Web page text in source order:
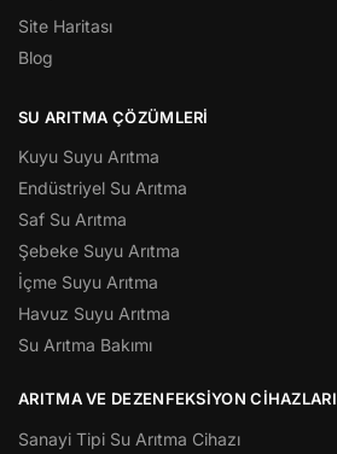
Site Haritası
Blog
SU ARITMA ÇÖZÜMLERI
Kuyu Suyu Arıtma
Endüstriyel Su Arıtma
Saf Su Arıtma
Şebeke Suyu Arıtma
İçme Suyu Arıtma
Havuz Suyu Arıtma
Su Arıtma Bakımı
ARITMA VE DEZENFEKSIYON CIHAZLARI
Sanayi Tipi Su Arıtma Cihazı